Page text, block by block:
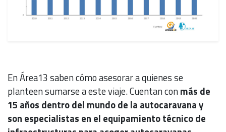
En Área13 saben cómo asesorar a quienes se
planteen sumarse a este viaje. Cuentan conmás de
15 años dentro del mundo de la autocaravana y
son especialistas en el equipamiento técnico de